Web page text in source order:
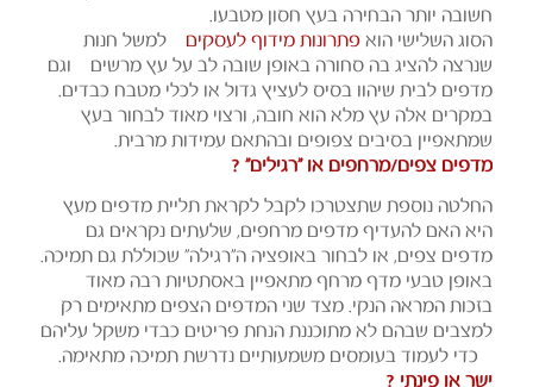
חשובה יותר הבחירה בעץ חסון מטבעו.
הסוג השלישי הוא פתרונות מידוף לעסקים – למשל חנות
שנרצה להציג בה סחורה באופן שובה לב על עץ מרשים – וגם
מדפים לבית שיהוו בסיס לעציץ גדול או לכלי מטבח כבדים.
במקרים אלה עץ מלא הוא חובה, ורצוי מאוד לבחור בעץ
שמתאפיין בסיבים צפופים ובהתאם עמידות מרבית.
מדפים צפים/מרחפים או "רגילים" ?
החלטה נוספת שתצטרכו לקבל לקראת תליית מדפים מעץ
היא האם להעדיף מדפים מרחפים, שלעתים נקראים גם
מדפים צפים, או לבחור באופציה ה"רגילה" שכוללת גם תמיכה.
באופן טבעי מדף מרחף מתאפיין באסתטיות רבה מאוד
בזכות המראה הנקי. מצד שני המדפים הצפים מתאימים רק
למצבים שבהם לא מתוכננת הנחת פריטים כבדי משקל עליהם
– כדי לעמוד בעומסים משמעותיים נדרשת תמיכה מתאימה.
ישר או פינתי ?